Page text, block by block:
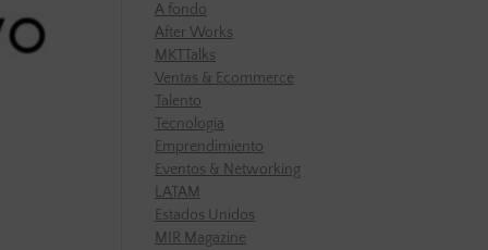
A fondo
After Works
MKTTalks
Ventas & Ecommerce
Talento
Tecnología
Emprendimiento
Eventos & Networking
LATAM
Estados Unidos
MIR Magazine